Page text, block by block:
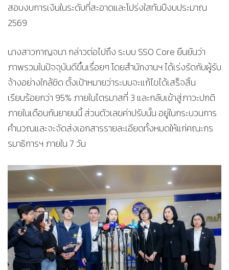
สอบงบการเงินในระดับที่สะอาดและโปร่งใสทันปีงบประมาณ
2569
นางสาวกาญจนา กล่าวต่อไปถึง ระบบ SSO Core ยืนยันว่า
ภาพรวมในปัจจุบันดีขึ้นเรื่อยๆ โดยสำนักงานฯ ได้เร่งรัดกับผู้รับ
จ้างอย่างใกล้ชิด ตั้งเป้าหมายว่าระบบจะแก้ไขได้เสร็จสิ้น
เรียบร้อยกว่า 95% ภายในไตรมาสที่ 3 และกลับเข้าสู่ภาวะปกติ
ภายในเดือนกันยายนนี้ ส่วนตัวเลขค่าปรับนั้น อยู่ในกระบวนการ
คำนวณและจะจัดส่งเอกสารรายละเอียดทั้งหมดให้แก่คณะกร
รมาธิการฯ ภายใน 7 วัน